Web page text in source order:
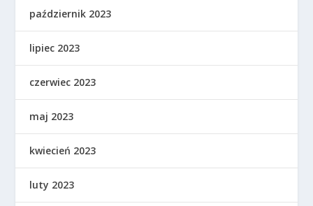
październik 2023
lipiec 2023
czerwiec 2023
maj 2023
kwiecień 2023
luty 2023